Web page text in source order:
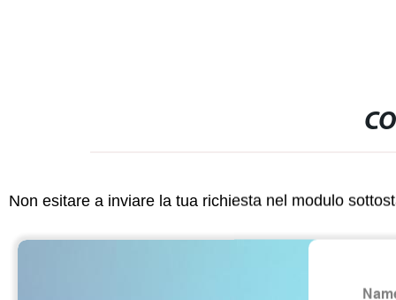
Non esitare a inviare la tua richiesta nel modulo